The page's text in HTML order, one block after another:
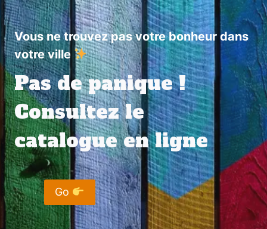
Vous ne trouvez pas votre bonheur dans
votre ville
Pas de panique !
Consultez le
catalogue en ligne
Go